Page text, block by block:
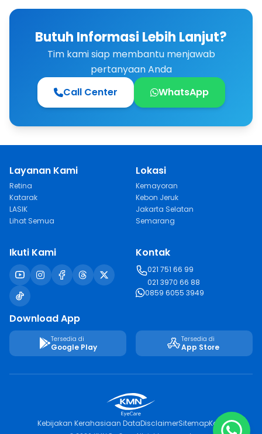
Butuh Informasi Lebih Lanjut?
Tim kami siap membantu menjawab
pertanyaan Anda
Call Center
WhatsApp
Layanan Kami
Retina
Katarak
LASIK
Lihat Semua
Lokasi
Kemayoran
Kebon Jeruk
Jakarta Selatan
Semarang
Ikuti Kami Kontak
021 751 66 99
021 3970 66 88
0859 6055 3949
Download App
Tersedia di
Google Play
Tersedia di
App Store
Kebijakan Kerahasiaan DataDisclaimerSitemapKarir